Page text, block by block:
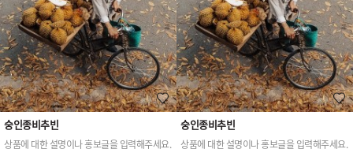
숭인종비추빈
상품에 대한 설명이나 홍보글을 입력해주세요.
숭인종비추빈
상품에 대한 설명이나 홍보글을 입력해주세요.